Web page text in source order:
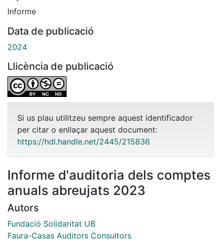
Informe
Data de publicació
2024
Llicència de publicació
Si us plau utilitzeu sempre aquest identificador
per citar o enllaçar aquest document:
https://hdl.handle.net/2445/215836
Informe d'auditoria dels comptes
anuals abreujats 2023
Autors
Fundació Solidaritat UB
Faura-Casas Auditors Consultors